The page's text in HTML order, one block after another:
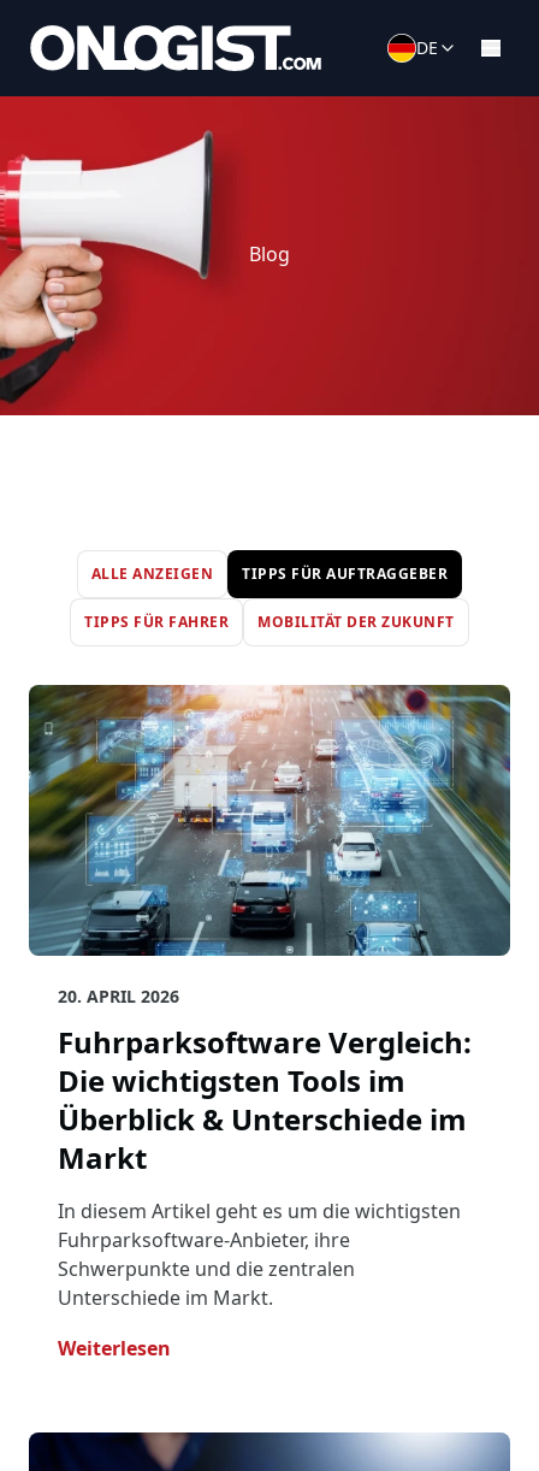
DE
Blog
ALLE ANZEIGEN TIPPS FÜR AUFTRAGGEBER
TIPPS FÜR FAHRER MOBILITÄT DER ZUKUNFT
20. APRIL 2026
Fuhrparksoftware Vergleich:
Die wichtigsten Tools im
Überblick & Unterschiede im
Markt
In diesem Artikel geht es um die wichtigsten
Fuhrparksoftware-Anbieter, ihre
Schwerpunkte und die zentralen
Unterschiede im Markt.
Weiterlesen